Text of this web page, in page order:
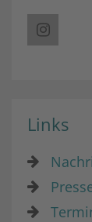
Links